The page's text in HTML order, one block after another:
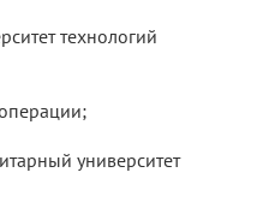
технологий
университет